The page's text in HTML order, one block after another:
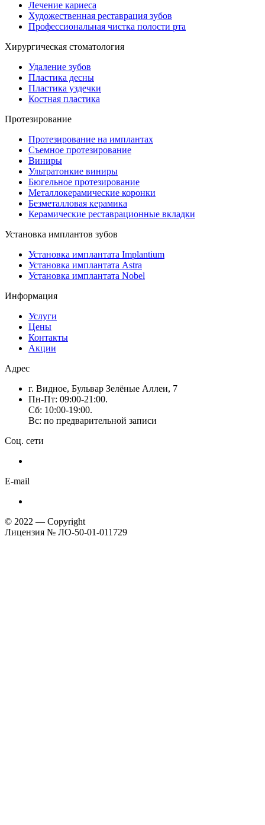
Лечение кариеса
Художественная реставрация зубов
Профессиональная чистка полости рта
Хирургическая стоматология
Удаление зубов
Пластика десны
Пластика уздечки
Костная пластика
Протезирование
Протезирование на имплантах
Съемное протезирование
Виниры
Ультратонкие виниры
Бюгельное протезирование
Металлокерамические коронки
Безметалловая керамика
Керамические реставрационные вкладки
Установка имплантов зубов
Установка имплантата Implantium
Установка имплантата Astra
Установка имплантата Nobel
Информация
Услуги
Цены
Контакты
Акции
Адрес
г. Видное, Бульвар Зелёные Аллеи, 7
Пн-Пт: 09:00-21:00.
Сб: 10:00-19:00.
Вс: по предварительной записи
Соц. сети
E-mail
© 2022 — Copyright
Лицензия № ЛО-50-01-011729